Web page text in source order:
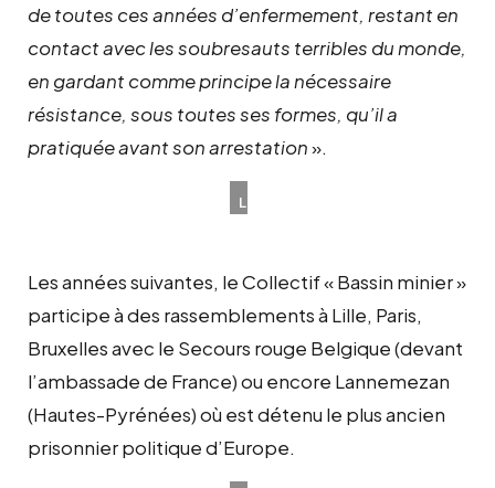
de toutes ces années d’enfermement, restant en
contact avec les soubresauts terribles du monde,
en gardant comme principe la nécessaire
résistance, sous toutes ses formes, qu’il a
pratiquée avant son arrestation».
La
solidaire.
Les années suivantes, le Collectif « Bassin minier »
participe à des rassemblements à Lille, Paris,
Bruxelles avec le Secours rouge Belgique (devant
l’ambassade de France) ou encore Lannemezan
(Hautes-Pyrénées) où est détenu le plus ancien
prisonnier politique d’Europe.